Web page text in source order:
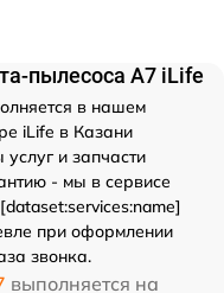
пылесоса A7 iLife
в нашем
iLife в Казани
и запчасти
- мы в сервисе
при оформлении
звонка.
выполняется на